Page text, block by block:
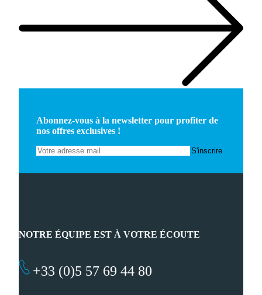
Abonnez-vous à la newsletter pour profiter de
nos offres exclusives !
NOTRE ÉQUIPE EST À VOTRE ÉCOUTE
+33 (0)5 57 69 44 80